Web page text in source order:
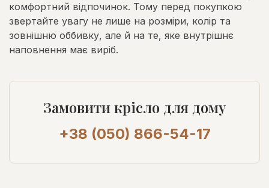
комфортний відпочинок. Тому перед покупкою
звертайте увагу не лише на розміри, колір та
зовнішню оббивку, але й на те, яке внутрішнє
наповнення має виріб.
Замовити крісло для дому
+38 (050) 866-54-17